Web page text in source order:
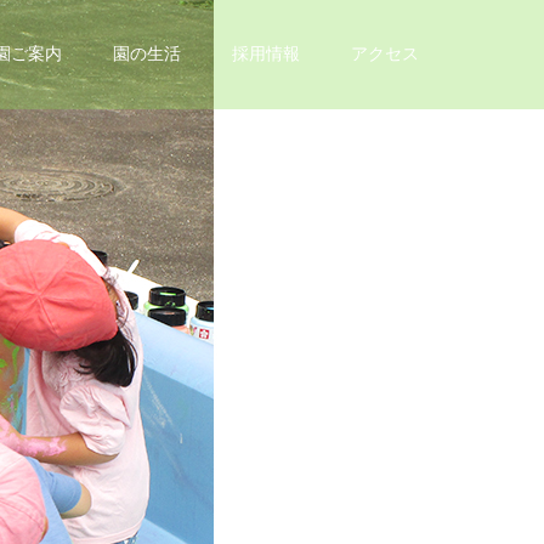
ご案内 園の生活 採用情報 アクセス